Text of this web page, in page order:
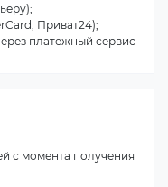
Приват24);
платежный сервис
с момента получения